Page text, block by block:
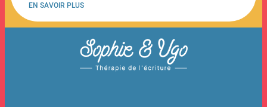
EN SAVOIR PLUS